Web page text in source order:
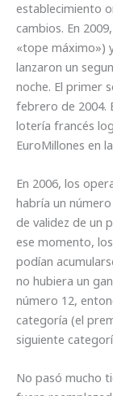
establecimiento
cambios. En
«tope máximo»)
lanzaron un
noche. El primer
febrero de 2004.
lotería francés
EuroMillones en
En 2006, los
habría un
de validez de un
ese momento,
podían
no hubiera un
número 12,
categoría (el
siguiente
No pasó mucho